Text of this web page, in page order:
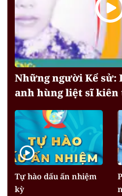
Những người Kể sử:
anh hùng liệt sĩ
Tự hào dấu ấn nhiệm
kỳ